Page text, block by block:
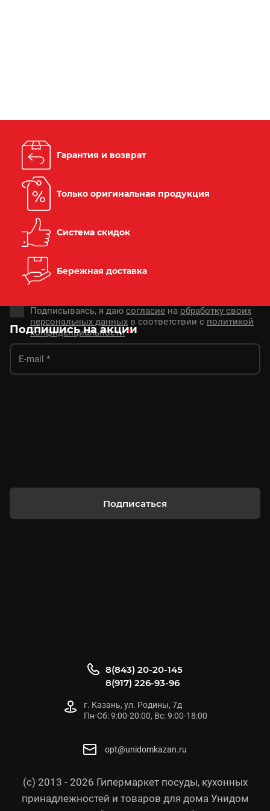
Гарантия и возврат
Только оригинальная продукция
Система скидок
Бережная доставка
Подпишись на акции
Подписываясь, я даю согласие на обработку своих
персональных данных в соответствии с политикой
конфиденциальности *
Подписаться
(с) 2013 - 2026 Гипермаркет посуды, кухонных
принадлежностей и товаров для дома Унидом
8(843) 20-20-145
8(917) 226-93-96
г. Казань, ул. Родины, 7д
Пн-Сб: 9:00-20:00, Вс: 9:00-18:00
opt@unidomkazan.ru